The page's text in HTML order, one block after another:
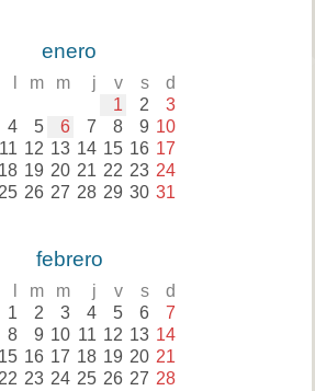
enero
m m j v s d
1 2 3
4 5 6 7 8 9 10
11 12 13 14 15 16 17
18 19 20 21 22 23 24
25 26 27 28 29 30 31
febrero
m m j v s d
1 2 3 4 5 6 7
8 9 10 11 12 13 14
15 16 17 18 19 20 21
22 23 24 25 26 27 28